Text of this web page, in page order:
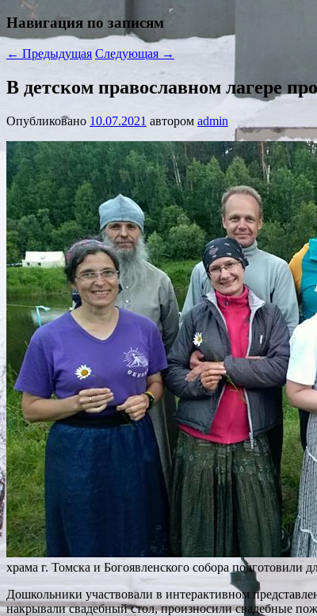
Навигация по записям
← Предыдущая Следующая →
В детском православном лагере
Опубликовано 10.07.2021 автором admin
храма г. Томска и Богоявленского собора подготовили
Дошкольники участвовали в интерактивном
накрывали свадебный стол, произносили свадебные